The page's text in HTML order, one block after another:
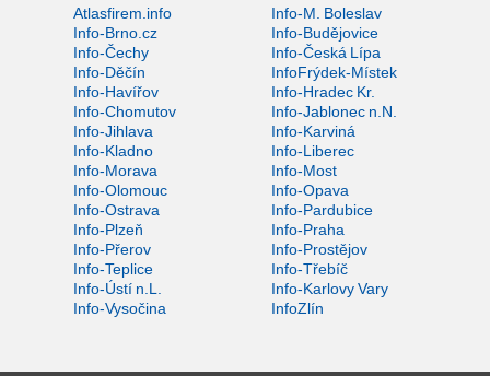
Atlasfirem.info
Info-M. Boleslav
Info-Brno.cz
Info-Budějovice
Info-Čechy
Info-Česká Lípa
Info-Děčín
InfoFrýdek-Místek
Info-Havířov
Info-Hradec Kr.
Info-Chomutov
Info-Jablonec n.N.
Info-Jihlava
Info-Karviná
Info-Kladno
Info-Liberec
Info-Morava
Info-Most
Info-Olomouc
Info-Opava
Info-Ostrava
Info-Pardubice
Info-Plzeň
Info-Praha
Info-Přerov
Info-Prostějov
Info-Teplice
Info-Třebíč
Info-Ústí n.L.
Info-Karlovy Vary
Info-Vysočina
InfoZlín